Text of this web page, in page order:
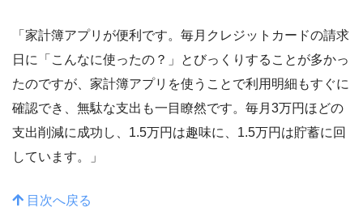
「家計簿アプリが便利です。毎月クレジットカードの請求
日に「こんなに使ったの？」とびっくりすることが多かっ
たのですが、家計簿アプリを使うことで利用明細もすぐに
確認でき、無駄な支出も一目瞭然です。毎月3万円ほどの
支出削減に成功し、1.5万円は趣味に、1.5万円は貯蓄に回
しています。」
目次へ戻る